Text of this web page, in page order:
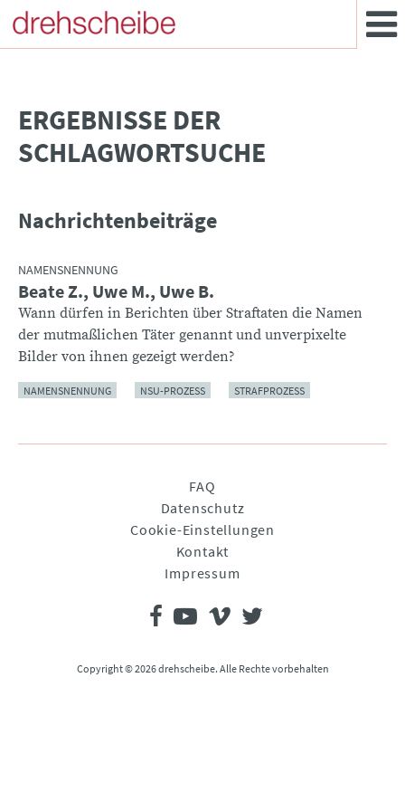
­ERGEBNISSE DER
SCHLAGWORTSUCHE
Nachrichtenbeiträge
NAMENSNENNUNG
Beate Z., Uwe M., Uwe B.
Wann dürfen in Berichten über Straftaten die Namen
der mutmaßlichen Täter genannt und unverpixelte
Bilder von ihnen gezeigt werden?
NAMENSNENNUNG NSU-PROZESS STRAFPROZESS
FAQ
Datenschutz
Cookie-Einstellungen
Kontakt
Impressum
Copyright © 2026 drehscheibe. Alle Rechte vorbehalten